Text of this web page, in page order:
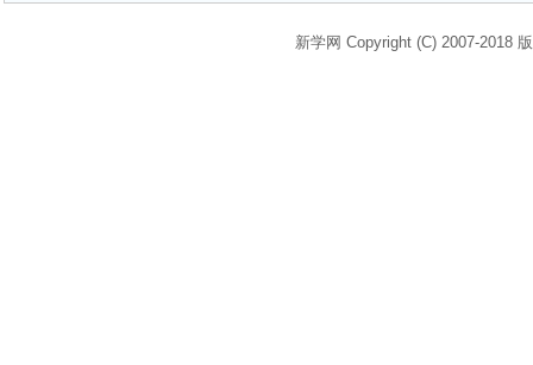
新学网 Copyright (C) 2007-2018